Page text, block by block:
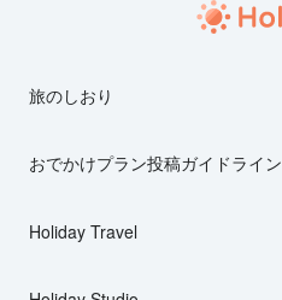
旅のしおり
おでかけプラン投稿ガイドライン
Holiday Travel